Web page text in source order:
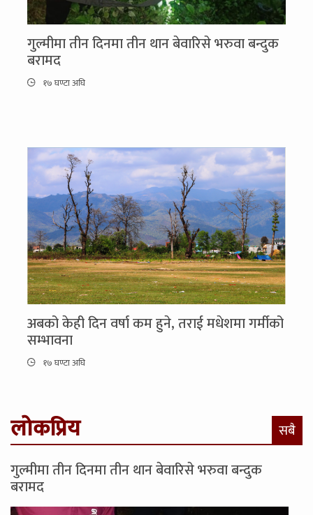
गुल्मीमा तीन दिनमा तीन थान बेवारिसे भरुवा बन्दुक
बरामद
१७ घण्टा अघि
अबको केही दिन वर्षा कम हुने, तराई मधेशमा गर्मीको
सम्भावना
१७ घण्टा अघि
लोकप्रिय सबै
गुल्मीमा तीन दिनमा तीन थान बेवारिसे भरुवा बन्दुक
बरामद